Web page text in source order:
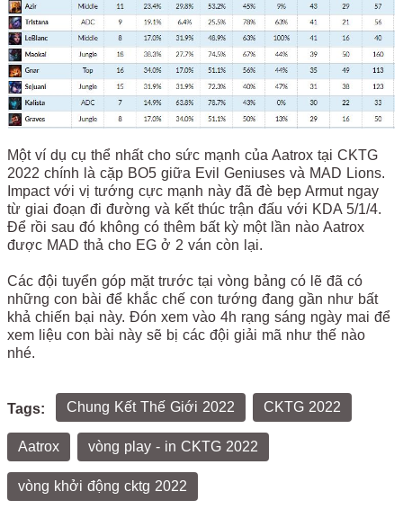
Một ví dụ cụ thể nhất cho sức mạnh của Aatrox tại CKTG
2022 chính là cặp BO5 giữa Evil Geniuses và MAD Lions.
Impact với vị tướng cực mạnh này đã đè bẹp Armut ngay
từ giai đoạn đi đường và kết thúc trận đấu với KDA 5/1/4.
Để rồi sau đó không có thêm bất kỳ một lần nào Aatrox
được MAD thả cho EG ở 2 ván còn lại.
Các đội tuyển góp mặt trước tại vòng bảng có lẽ đã có
những con bài để khắc chế con tướng đang gần như bất
khả chiến bại này. Đón xem vào 4h rạng sáng ngày mai để
xem liệu con bài này sẽ bị các đội giải mã như thế nào
nhé.
Tags: Chung Kết Thế Giới 2022 CKTG 2022
Aatrox vòng play - in CKTG 2022
vòng khởi động cktg 2022